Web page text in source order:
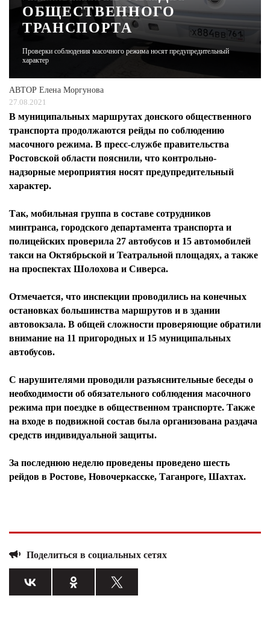
ЖУРНАЛ
ОБЩЕСТВЕННОГО
ТРАНСПОРТА
Проверки соблюдения масочного режима носят предупредительный
характер
АВТОР Елена Моргунова
27.08.2021
В муниципальных маршрутах донского общественного
транспорта продолжаются рейды по соблюдению
масочного режима. В пресс-службе правительства
Ростовской области пояснили, что контрольно-
надзорные мероприятия носят предупредительный
характер.
Так, мобильная группа в составе сотрудников
минтранса, городского департамента транспорта и
полицейских проверила 27 автобусов и 15 автомобилей
такси на Октябрьской и Театральной площадях, а также
на проспектах Шолохова и Сиверса.
Отмечается, что инспекции проводились на конечных
остановках большинства маршрутов и в здании
автовокзала. В общей сложности проверяющие обратили
внимание на 11 пригородных и 15 муниципальных
автобусов.
С нарушителями проводили разъяснительные беседы о
необходимости об обязательного соблюдения масочного
режима при поездке в общественном транспорте. Также
на входе в подвижной состав была организована раздача
средств индивидуальной защиты.
За последнюю неделю проведены проведено шесть
рейдов в Ростове, Новочеркасске, Таганроге, Шахтах.
Поделиться в социальных сетях